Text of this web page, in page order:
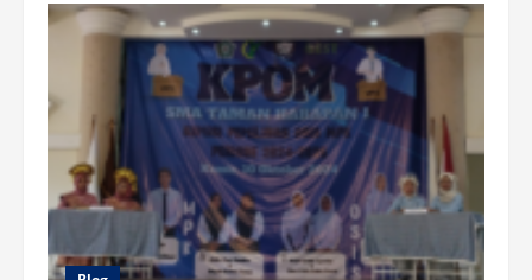
Hasil
Proyek
Penguatan
Profil
Pelajar
Pancasila
(P5)
dan
Pembagian
Rapor
Mid
Semester
di
SMA
Taman
Harapan